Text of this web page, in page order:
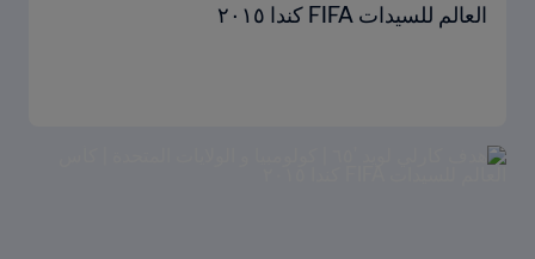
العالم للسيدات FIFA كندا ٢٠١٥